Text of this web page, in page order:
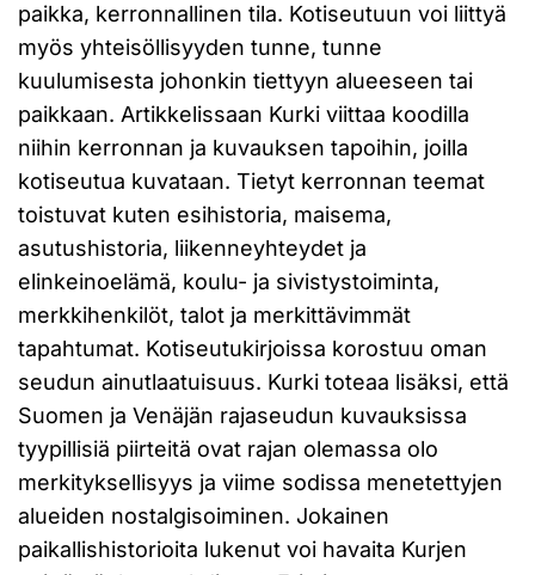
paikka, kerronnallinen tila. Kotiseutuun voi liittyä
myös yhteisöllisyyden tunne, tunne
kuulumisesta johonkin tiettyyn alueeseen tai
paikkaan. Artikkelissaan Kurki viittaa koodilla
niihin kerronnan ja kuvauksen tapoihin, joilla
kotiseutua kuvataan. Tietyt kerronnan teemat
toistuvat kuten esihistoria, maisema,
asutushistoria, liikenneyhteydet ja
elinkeinoelämä, koulu- ja sivistystoiminta,
merkkihenkilöt, talot ja merkittävimmät
tapahtumat. Kotiseutukirjoissa korostuu oman
seudun ainutlaatuisuus. Kurki toteaa lisäksi, että
Suomen ja Venäjän rajaseudun kuvauksissa
tyypillisiä piirteitä ovat rajan olemassa olo
merkityksellisyys ja viime sodissa menetettyjen
alueiden nostalgisoiminen. Jokainen
paikallishistorioita lukenut voi havaita Kurjen